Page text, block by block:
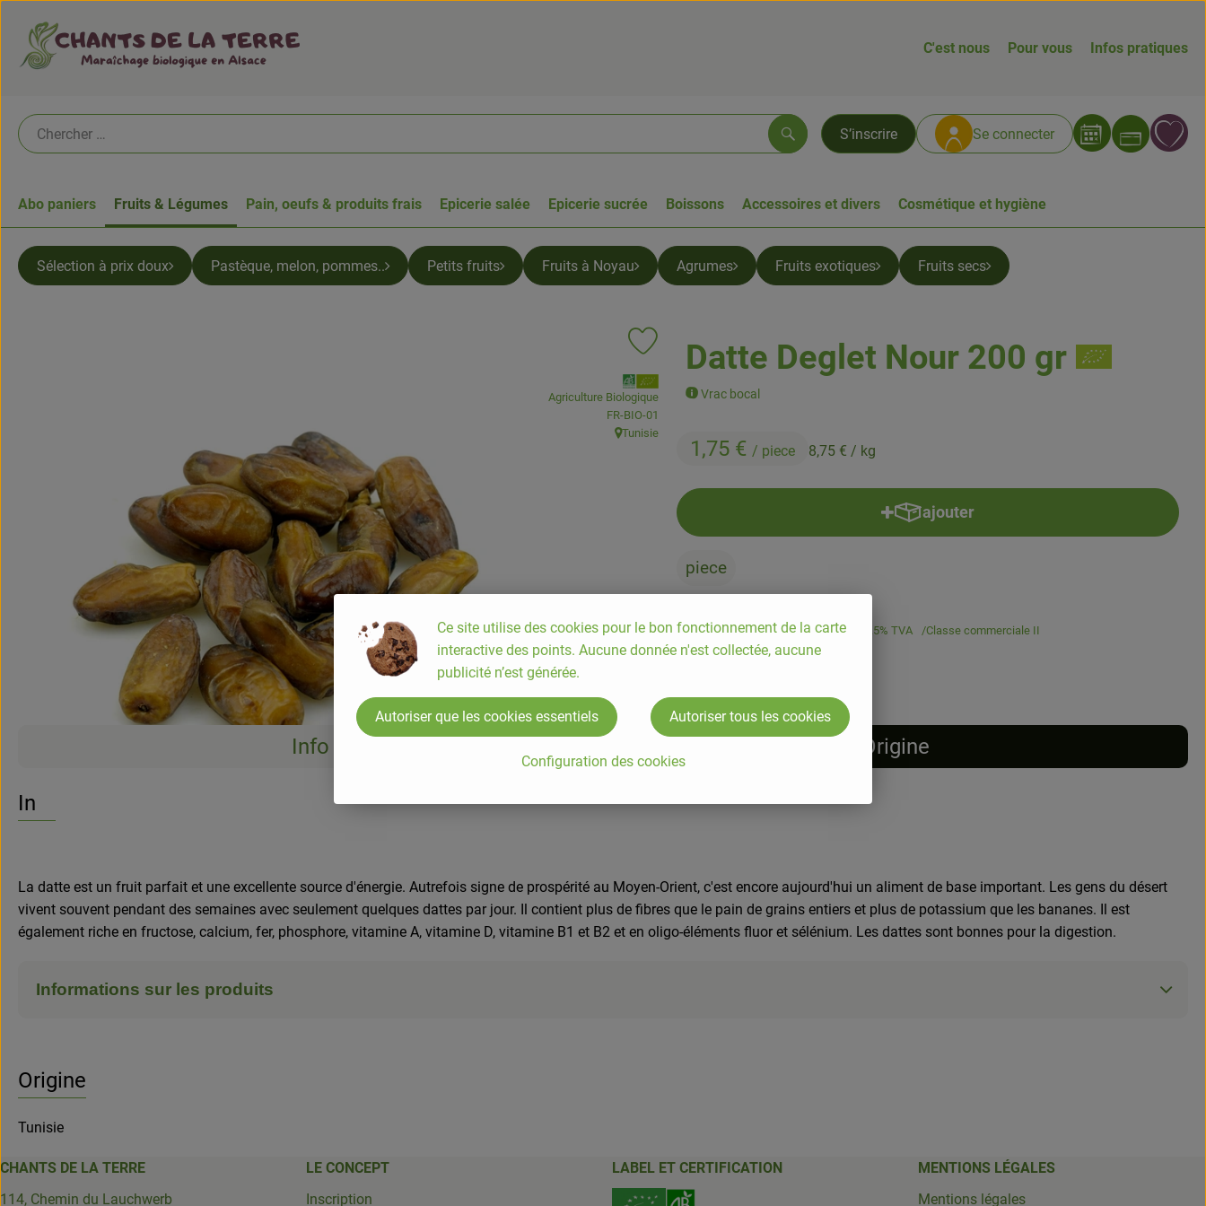
C'est nous Pour vous Infos pratiques
S’inscrire Se connecter
Rechercher
Abo paniers Fruits & Légumes Pain, oeufs & produits frais Epicerie salée Epicerie sucrée Boissons Accessoires et divers Cosmétique et hygiène
Sélection à prix doux Pastèque, melon, pommes.. Petits fruits Fruits à Noyau Agrumes Fruits exotiques Fruits secs
Datte Deglet Nour 200 gr
Vrac bocal
1,75 € / piece 8,75 € / kg
Ajouter le produit aux favoris
, Association:
Agriculture Biologique
, Autorité de contrôle:
FR-BIO-01
, Origine:
Tunisie
ajouter
Ajouter le produit au panier
piece
#761 1,75 €/ piece 8,75 €/ kg 5.5% TVA Classe commerciale II
Info Origine
Info
La datte est un fruit parfait et une excellente source d'énergie. Autrefois signe de prospérité au Moyen-Orient, c'est encore aujourd'hui un aliment de base important. Les gens du désert
vivent souvent pendant des semaines avec seulement quelques dattes par jour. Il contient plus de fibres que le pain de grains entiers et plus de potassium que les bananes. Il est
également riche en fructose, calcium, fer, phosphore, vitamine A, vitamine D, vitamine B1 et B2 et en oligo-éléments fluor et sélénium. Les dattes sont bonnes pour la digestion.
Informations sur les produits
Origine
Tunisie
CHANTS DE LA TERRE
114, Chemin du Lauchwerb
LE CONCEPT
Inscription
LABEL ET CERTIFICATION
MENTIONS LÉGALES
Mentions légales
Ce site utilise des cookies pour le bon fonctionnement de la carte
interactive des points. Aucune donnée n'est collectée, aucune
publicité n’est générée.
Configuration des cookies
Autoriser que les cookies essentiels Autoriser tous les cookies